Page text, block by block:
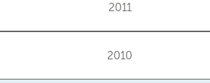
2011
2010